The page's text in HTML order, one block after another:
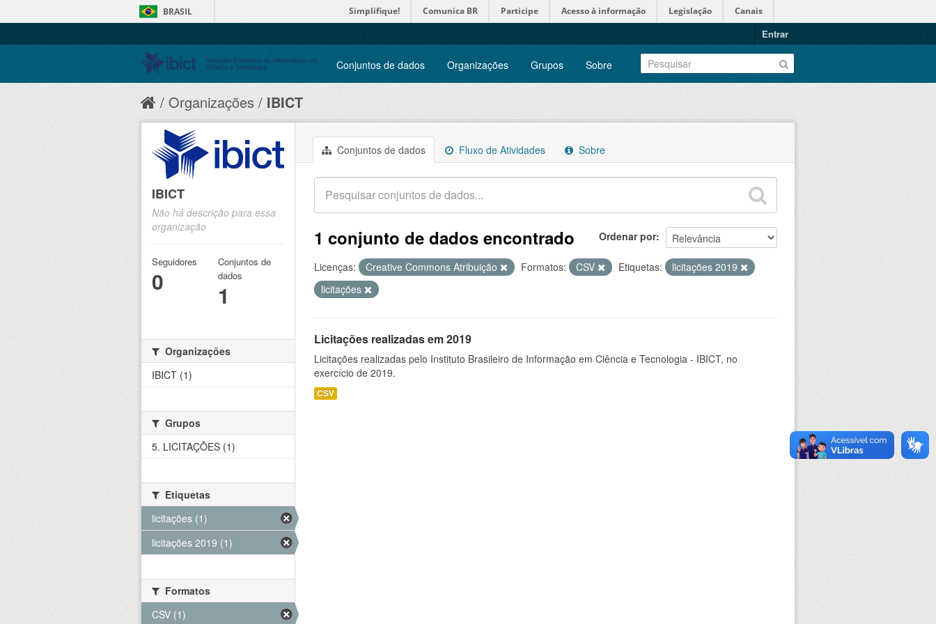
BRASIL Simplifique! Comunica BR Participe Acesso à informação Legislação Canais
Entrar
Conjuntos de dados Organizações Grupos Sobre
Organizações IBICT
Conjuntos de dados Fluxo de Atividades Sobre
Ordenar por
1 conjunto de dados encontrado
Licenças: Creative Commons Atribuição Formatos: CSV Etiquetas:
licitações 2019
licitações
Licitações realizadas em 2019
Licitações realizadas pelo Instituto Brasileiro de Informação em Ciência e Tecnologia - IBICT, no
exercício de 2019.
CSV
IBICT
Não há descrição para essa
organização
Seguidores
0
Conjuntos de
dados
1
Organizações
IBICT (1)
Grupos
5. LICITAÇÕES (1)
Etiquetas
licitações (1)
licitações 2019 (1)
Formatos
CSV (1)